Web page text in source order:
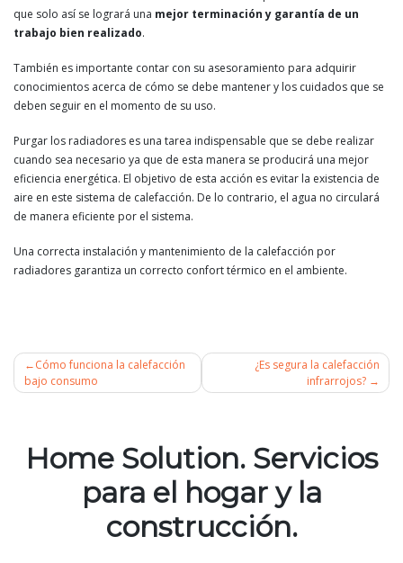
que solo así se logrará una mejor terminación y garantía de un
trabajo bien realizado.
También es importante contar con su asesoramiento para adquirir
conocimientos acerca de cómo se debe mantener y los cuidados que se
deben seguir en el momento de su uso.
Purgar los radiadores es una tarea indispensable que se debe realizar
cuando sea necesario ya que de esta manera se producirá una mejor
eficiencia energética. El objetivo de esta acción es evitar la existencia de
aire en este sistema de calefacción. De lo contrario, el agua no circulará
de manera eficiente por el sistema.
Una correcta instalación y mantenimiento de la calefacción por
radiadores garantiza un correcto confort térmico en el ambiente.
de
entradas
Cómo funciona la calefacción
bajo consumo
¿Es segura la calefacción
infrarrojos?
Home Solution. Servicios
para el hogar y la
construcción.